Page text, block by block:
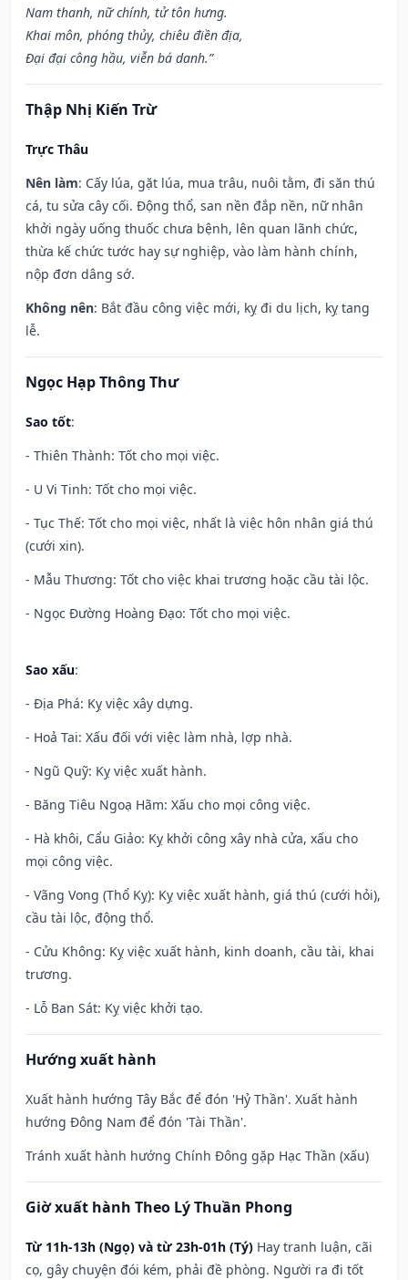
Nam thanh, nữ chính, tử tôn hưng.
Khai môn, phóng thủy, chiêu điền địa,
Đại đại công hầu, viễn bá danh.”
Thập Nhị Kiến Trừ
Trực Thâu
Nên làm: Cấy lúa, gặt lúa, mua trâu, nuôi tằm, đi săn thú
cá, tu sửa cây cối. Động thổ, san nền đắp nền, nữ nhân
khởi ngày uống thuốc chưa bệnh, lên quan lãnh chức,
thừa kế chức tước hay sự nghiệp, vào làm hành chính,
nộp đơn dâng sớ.
Không nên: Bắt đầu công việc mới, kỵ đi du lịch, kỵ tang
lễ.
Ngọc Hạp Thông Thư
Sao tốt:
- Thiên Thành: Tốt cho mọi việc.
- U Vi Tinh: Tốt cho mọi việc.
- Tục Thế: Tốt cho mọi việc, nhất là việc hôn nhân giá thú
(cưới xin).
- Mẫu Thương: Tốt cho việc khai trương hoặc cầu tài lộc.
- Ngọc Đường Hoàng Đạo: Tốt cho mọi việc.
Sao xấu:
- Địa Phá: Kỵ việc xây dựng.
- Hoả Tai: Xấu đối với việc làm nhà, lợp nhà.
- Ngũ Quỹ: Kỵ việc xuất hành.
- Băng Tiêu Ngoạ Hãm: Xấu cho mọi công việc.
- Hà khôi, Cẩu Giảo: Kỵ khởi công xây nhà cửa, xấu cho
mọi công việc.
- Vãng Vong (Thổ Kỵ): Kỵ việc xuất hành, giá thú (cưới hỏi),
cầu tài lộc, động thổ.
- Cửu Không: Kỵ việc xuất hành, kinh doanh, cầu tài, khai
trương.
- Lỗ Ban Sát: Kỵ việc khởi tạo.
Hướng xuất hành
Xuất hành hướng Tây Bắc để đón 'Hỷ Thần'. Xuất hành
hướng Đông Nam để đón 'Tài Thần'.
Tránh xuất hành hướng Chính Đông gặp Hạc Thần (xấu)
Giờ xuất hành Theo Lý Thuần Phong
Từ 11h-13h (Ngọ) và từ 23h-01h (Tý) Hay tranh luận, cãi
cọ, gây chuyện đói kém, phải đề phòng. Người ra đi tốt